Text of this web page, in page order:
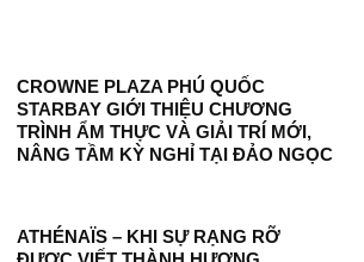
CROWNE PLAZA PHÚ QUỐC
STARBAY GIỚI THIỆU CHƯƠNG
TRÌNH ẨM THỰC VÀ GIẢI TRÍ MỚI,
NÂNG TẦM KỲ NGHỈ TẠI ĐẢO NGỌC
ATHÉNAÏS – KHI SỰ RẠNG RỠ